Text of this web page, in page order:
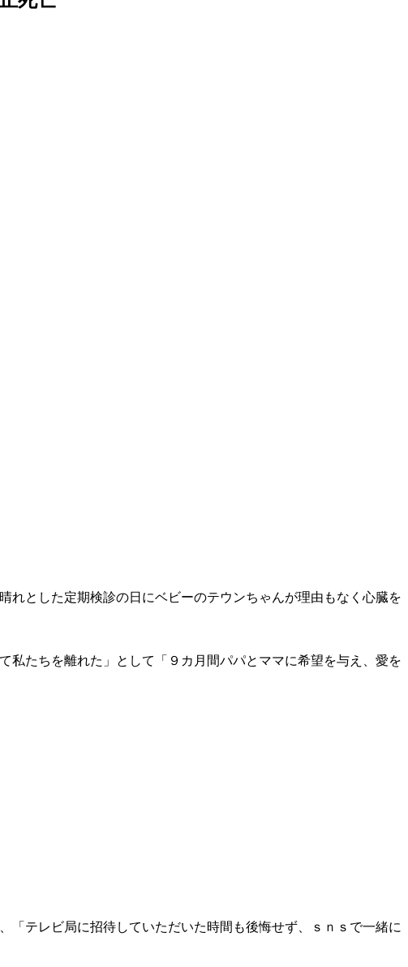
とした定期検診の日にベビーのテウンちゃんが理由もなく心臓を
私たちを離れた」として「９カ月間パパとママに希望を与え、愛を
「テレビ局に招待していただいた時間も後悔せず、ｓｎｓで一緒に